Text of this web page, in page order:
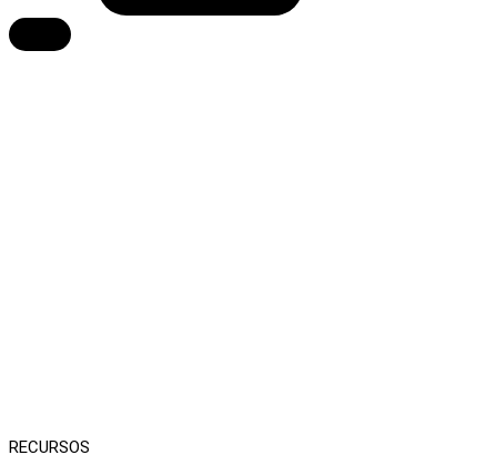
RECURSOS